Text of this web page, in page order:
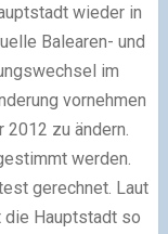
wieder in
Balearen- und
im
vornehmen
zu ändern.
werden.
gerechnet. Laut
die Hauptstadt so